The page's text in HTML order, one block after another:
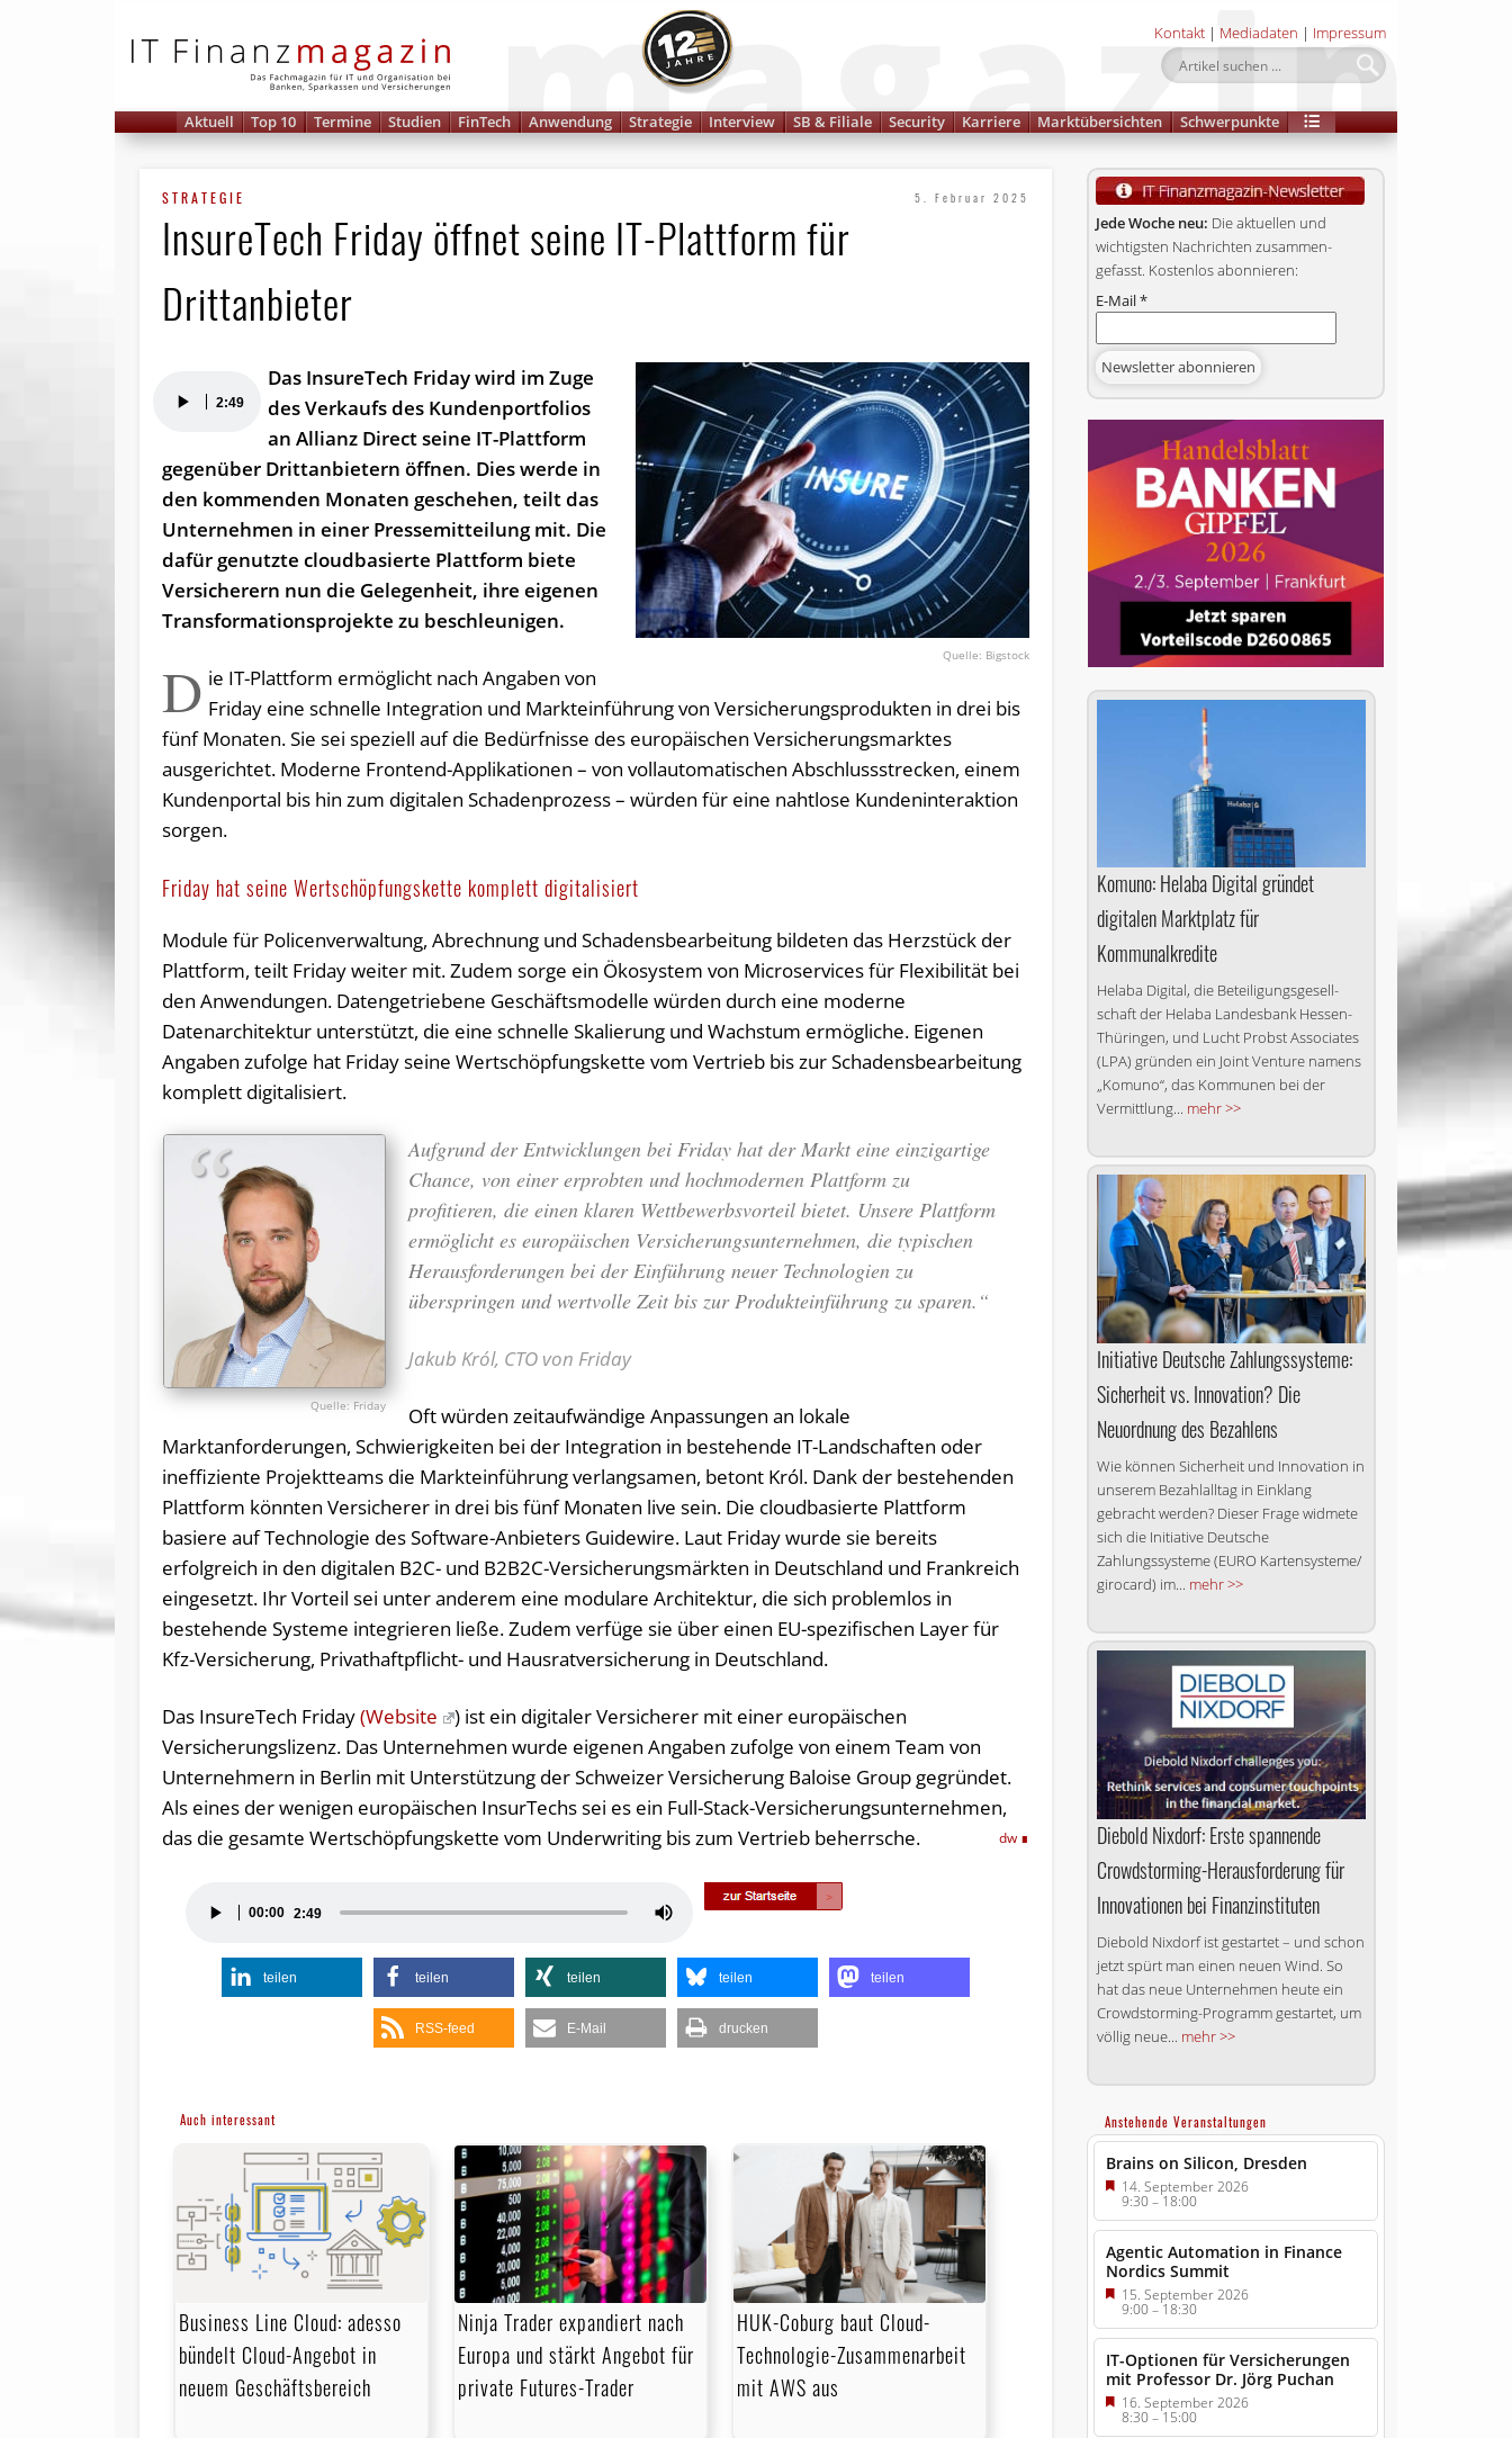
Kontakt | Mediadaten | Impressum
Aktuell Top 10 Termine Studien FinTech Anwendung Strategie Interview SB & Filiale Security Karriere Marktübersichten Schwerpunkte
STRATEGIE 5. Februar 2025
InsureTech Friday öffnet seine IT-Plattform für
Drittanbieter
Bigstock
Player 2:49
Das InsureTech Friday wird im Zuge
des Verkaufs des Kundenportfolios
an Allianz Direct seine IT-Plattform
gegenüber Drittanbietern öffnen. Dies werde in
den kommenden Monaten geschehen, teilt das
Unternehmen in einer Pressemitteilung mit. Die
dafür genutzte cloudbasierte Plattform biete
Versicherern nun die Gelegenheit, ihre eigenen
Transformationsprojekte zu beschleunigen.
D ie IT-Plattform ermöglicht nach Angaben von
Friday eine schnelle Integration und Markteinführung von Versicherungsprodukten in drei bis
fünf Monaten. Sie sei speziell auf die Bedürfnisse des europäischen Versicherungsmarktes
ausgerichtet. Moderne Frontend-Applikationen – von vollautomatischen Abschlussstrecken, einem
Kundenportal bis hin zum digitalen Schadenprozess – würden für eine nahtlose Kundeninteraktion
sorgen.
Friday hat seine Wertschöpfungskette komplett digitalisiert
Module für Policenverwaltung, Abrechnung und Schadensbearbeitung bildeten das Herzstück der
Plattform, teilt Friday weiter mit. Zudem sorge ein Ökosystem von Microservices für Flexibilität bei
den Anwendungen. Datengetriebene Geschäftsmodelle würden durch eine moderne
Datenarchitektur unterstützt, die eine schnelle Skalierung und Wachstum ermögliche. Eigenen
Angaben zufolge hat Friday seine Wertschöpfungskette vom Vertrieb bis zur Schadensbearbeitung
komplett digitalisiert.
Friday
Aufgrund der Entwicklungen bei Friday hat der Markt eine einzigartige
Chance, von einer erprobten und hochmodernen Plattform zu
profitieren, die einen klaren Wettbewerbsvorteil bietet. Unsere Plattform
ermöglicht es europäischen Versicherungsunternehmen, die typischen
Herausforderungen bei der Einführung neuer Technologien zu
überspringen und wertvolle Zeit bis zur Produkteinführung zu sparen.“
Jakub Król, CTO von Friday
Oft würden zeitaufwändige Anpassungen an lokale
Marktanforderungen, Schwierigkeiten bei der Integration in bestehende IT-Landschaften oder
ineffiziente Projektteams die Markteinführung verlangsamen, betont Król. Dank der bestehenden
Plattform könnten Versicherer in drei bis fünf Monaten live sein. Die cloudbasierte Plattform
basiere auf Technologie des Software-Anbieters Guidewire. Laut Friday wurde sie bereits
erfolgreich in den digitalen B2C- und B2B2C-Versicherungsmärkten in Deutschland und Frankreich
eingesetzt. Ihr Vorteil sei unter anderem eine modulare Architektur, die sich problemlos in
bestehende Systeme integrieren ließe. Zudem verfüge sie über einen EU-spezifischen Layer für
Kfz-Versicherung, Privathaftpflicht- und Hausratversicherung in Deutschland.
Das InsureTech Friday(Website
) ist ein digitaler Versicherer mit einer europäischen
Versicherungslizenz. Das Unternehmen wurde eigenen Angaben zufolge von einem Team von
Unternehmern in Berlin mit Unterstützung der Schweizer Versicherung Baloise Group gegründet.
Als eines der wenigen europäischen InsurTechs sei es ein Full-Stack-Versicherungsunternehmen,
das die gesamte Wertschöpfungskette vom Underwriting bis zum Vertrieb beherrsche.
dw
Player
00:00 2:49
Pfeiltasten
benutzen,
um
teilen teilen teilen teilen teilen
RSS-feed E-Mail drucken
Auch interessant
Business Line Cloud: adesso
bündelt Cloud-Angebot in
neuem Geschäftsbereich
Ninja Trader expandiert nach
Europa und stärkt Angebot für
private Futures-Trader
HUK-Coburg baut Cloud-
Technologie-Zusammenarbeit
mit AWS aus
Jede Woche neu: Die aktuellen und
wichtigsten Nachrichten zusammen­
gefasst. Kostenlos abonnieren:
E-Mail*
Komuno: Helaba Digital gründet
digitalen Marktplatz für
Kommunalkredite
Helaba Digital, die Be­tei­li­gungs­ge­sell­
schaft der Helaba Landesbank Hessen-
Thüringen, und Lucht Probst Associates
(LPA) gründen ein Joint Venture namens
„Komuno“, das Kommunen bei der
Vermittlung... mehr >>
Initiative Deutsche Zahlungssysteme:
Sicherheit vs. Innovation? Die
Neuordnung des Bezahlens
Wie können Sicherheit und In­no­va­ti­on in
unserem Bezahlalltag in Einklang
gebracht werden? Dieser Frage widmete
sich die Initiative Deutsche
Zahlungssysteme (EURO Kartensysteme/
girocard) im... mehr >>
Diebold Nixdorf: Erste spannende
Crowdstorming-Herausforderung für
Inno­vationen bei Finanzinstituten
Diebold Nixdorf ist gestartet – und schon
jetzt spürt man einen neuen Wind. So
hat das neue Unternehmen heute ein
Crowdstorming-Programm gestartet, um
völlig neue... mehr >>
Anstehende Veranstaltungen
Brains on Silicon, Dresden
14. September 2026
9:30–18:00
Agentic Automation in Finance
Nordics Summit
15. September 2026
9:00–18:30
IT-Optionen für Versicherungen
mit Professor Dr. Jörg Puchan
16. September 2026
8:30–15:00